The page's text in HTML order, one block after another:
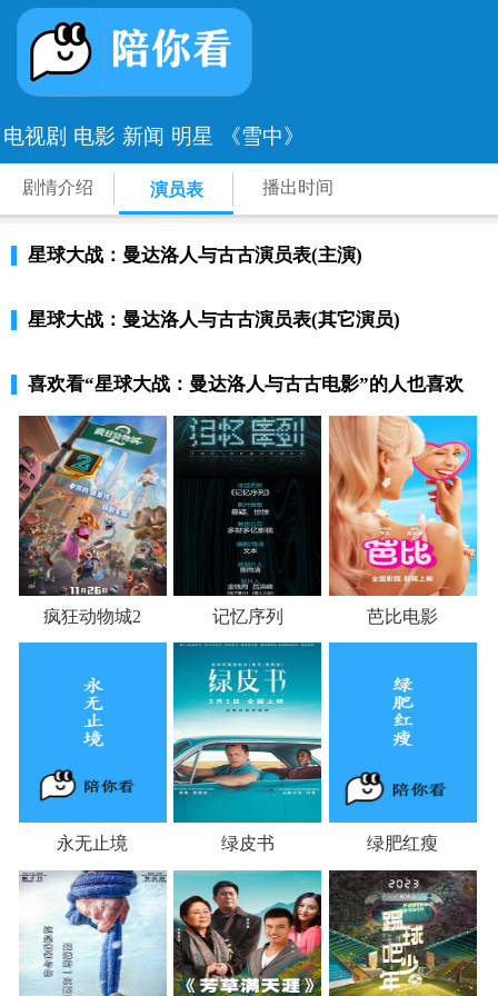
电视剧 电影 新闻 明星 《雪中》
剧情介绍 演员表 播出时间
星球大战：曼达洛人与古古演员表(主演)
星球大战：曼达洛人与古古演员表(其它演员)
喜欢看“星球大战：曼达洛人与古古电影”的人也喜欢
疯狂动物城2 记忆序列 芭比电影
永无止境 绿皮书 绿肥红瘦